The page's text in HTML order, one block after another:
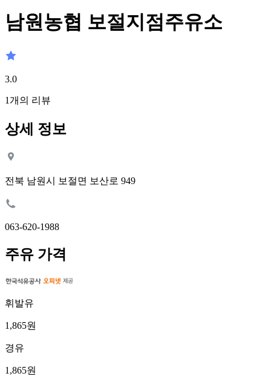
남원농협 보절지점주유소
3.0
1개의 리뷰
상세 정보
전북 남원시 보절면 보산로 949
063-620-1988
주유 가격
휘발유
1,865원
경유
1,865원